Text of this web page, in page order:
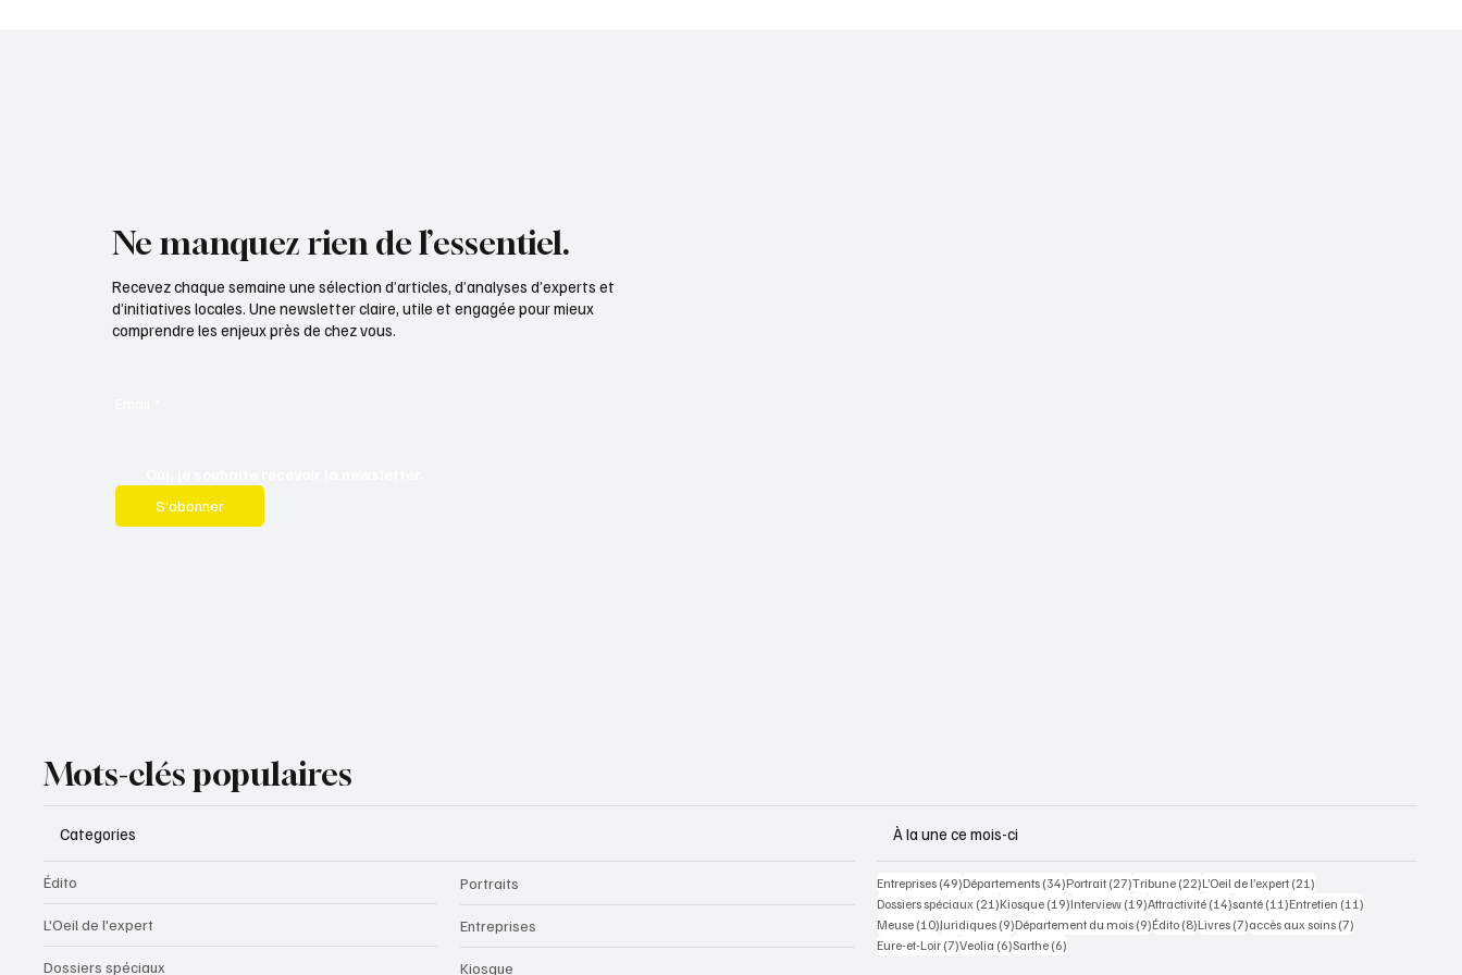
Ne manquez rien de l’essentiel.
Recevez chaque semaine une sélection d’articles, d’analyses d’experts et
d’initiatives locales. Une newsletter claire, utile et engagée pour mieux
comprendre les enjeux près de chez vous.
S’abonner
Mots-clés populaires
Categories
Édito
L'Oeil de l'expert
Dossiers spéciaux
Portraits
Entreprises
Kiosque
À la une ce mois-ci
Entreprises (49)49 posts
Départements (34)34 posts
Portrait (27)27 posts
Tribune (22)22 posts
L’Oeil de l’expert (21)
Dossiers spéciaux (21)21 posts
Kiosque (19)19 posts
Interview (19)19 posts
Attractivité (14)14 posts
santé (11)11 posts
Entretien (11)
Meuse (10)10 posts
Juridiques (9)9 posts
Département du mois (9)9 posts
Édito (8)8 posts
Livres (7)7 posts
accès aux soins (7)
Eure-et-Loir (7)7 posts
Veolia (6)6 posts
Sarthe (6)